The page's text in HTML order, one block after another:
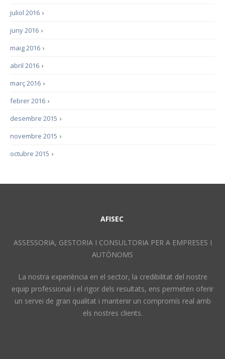
›
juliol 2016
›
juny 2016
›
maig 2016
›
abril 2016
›
març 2016
›
febrer 2016
›
desembre 2015
›
novembre 2015
›
octubre 2015
AFISEC
ASSESSORIA, GESTORIA I CONSULTORIA PER A EMPRESES I
AUTÒNOMS
La nostra experiència en el sector, la credibilitat del nostre
equip professional i el rigor dels resultats, ens permeten oferir
un servei de gran qualitat i mantenir un compromís real amb
els nostres clients.